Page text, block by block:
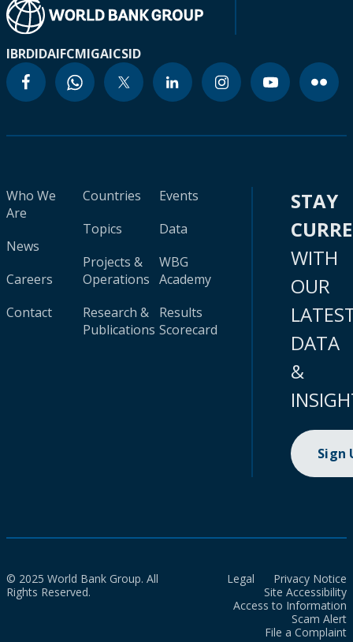
IBRDIDAIFCMIGAICSID
Who We
Are
News
Careers
Contact
Countries
Topics
Projects &
Operations
Research &
Publications
Events
Data
WBG
Academy
Results
Scorecard
STAY
WITH
OUR
DATA
&
Sign
© 2025 World Bank Group. All
Rights Reserved.
Legal
Privacy Notice
Site Accessibility
Access to Information
Scam Alert
File a Complaint